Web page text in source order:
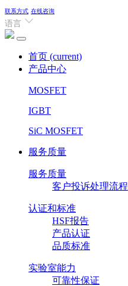
联系方式 在线咨询
语言
首页 (current)
产品中心
MOSFET
IGBT
SiC MOSFET
服务质量
服务质量
客户投诉处理流程
认证和标准
HSF报告
产品认证
品质标准
实验室能力
可靠性保证